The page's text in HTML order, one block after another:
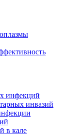
инфекций
инвазий
в кале